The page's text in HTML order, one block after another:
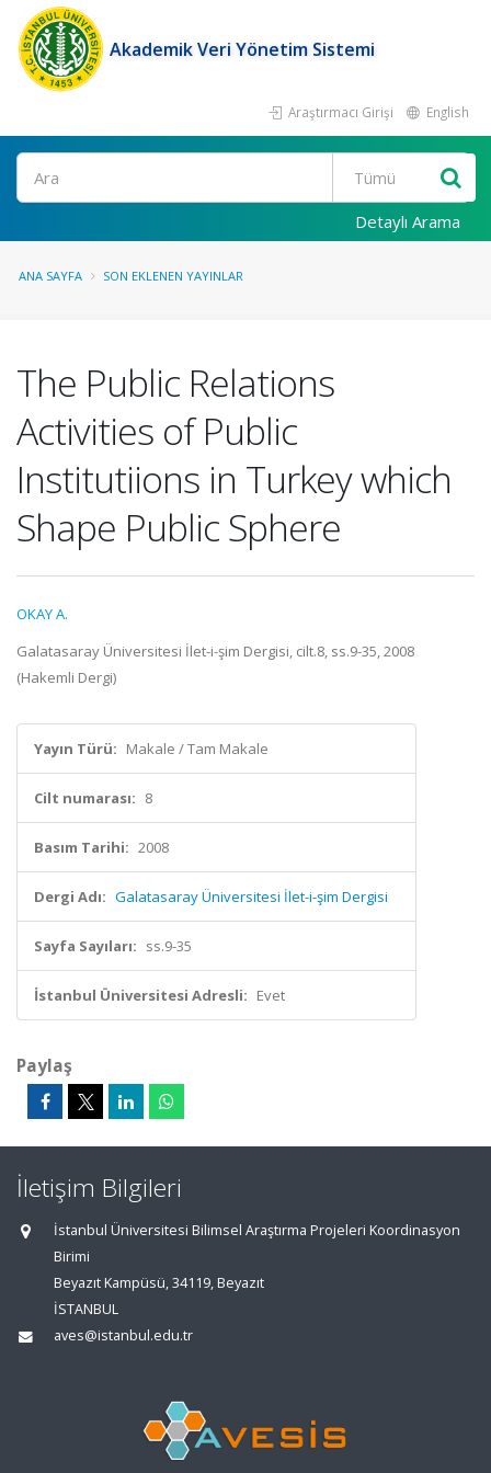
Akademik Veri Yönetim Sistemi
Araştırmacı Girişi English
Ara
Detaylı Arama
ANA SAYFA SON EKLENEN YAYINLAR
The Public Relations
Activities of Public
Institutiions in Turkey which
Shape Public Sphere
OKAY A.
Galatasaray Üniversitesi İlet-i-şim Dergisi, cilt.8, ss.9-35, 2008
(Hakemli Dergi)
Yayın Türü: Makale / Tam Makale
Cilt numarası: 8
Basım Tarihi: 2008
Dergi Adı: Galatasaray Üniversitesi İlet-i-şim Dergisi
Sayfa Sayıları: ss.9-35
İstanbul Üniversitesi Adresli: Evet
Paylaş
İletişim Bilgileri
İstanbul Üniversitesi Bilimsel Araştırma Projeleri Koordinasyon
Birimi
Beyazıt Kampüsü, 34119, Beyazıt
İSTANBUL
aves@istanbul.edu.tr